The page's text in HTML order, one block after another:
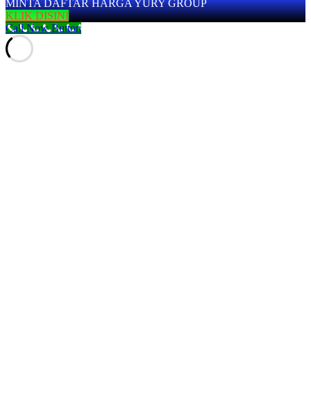
MINTA DAFTAR HARGA YURY GROUP
KLIK DISINI
Call Now Button